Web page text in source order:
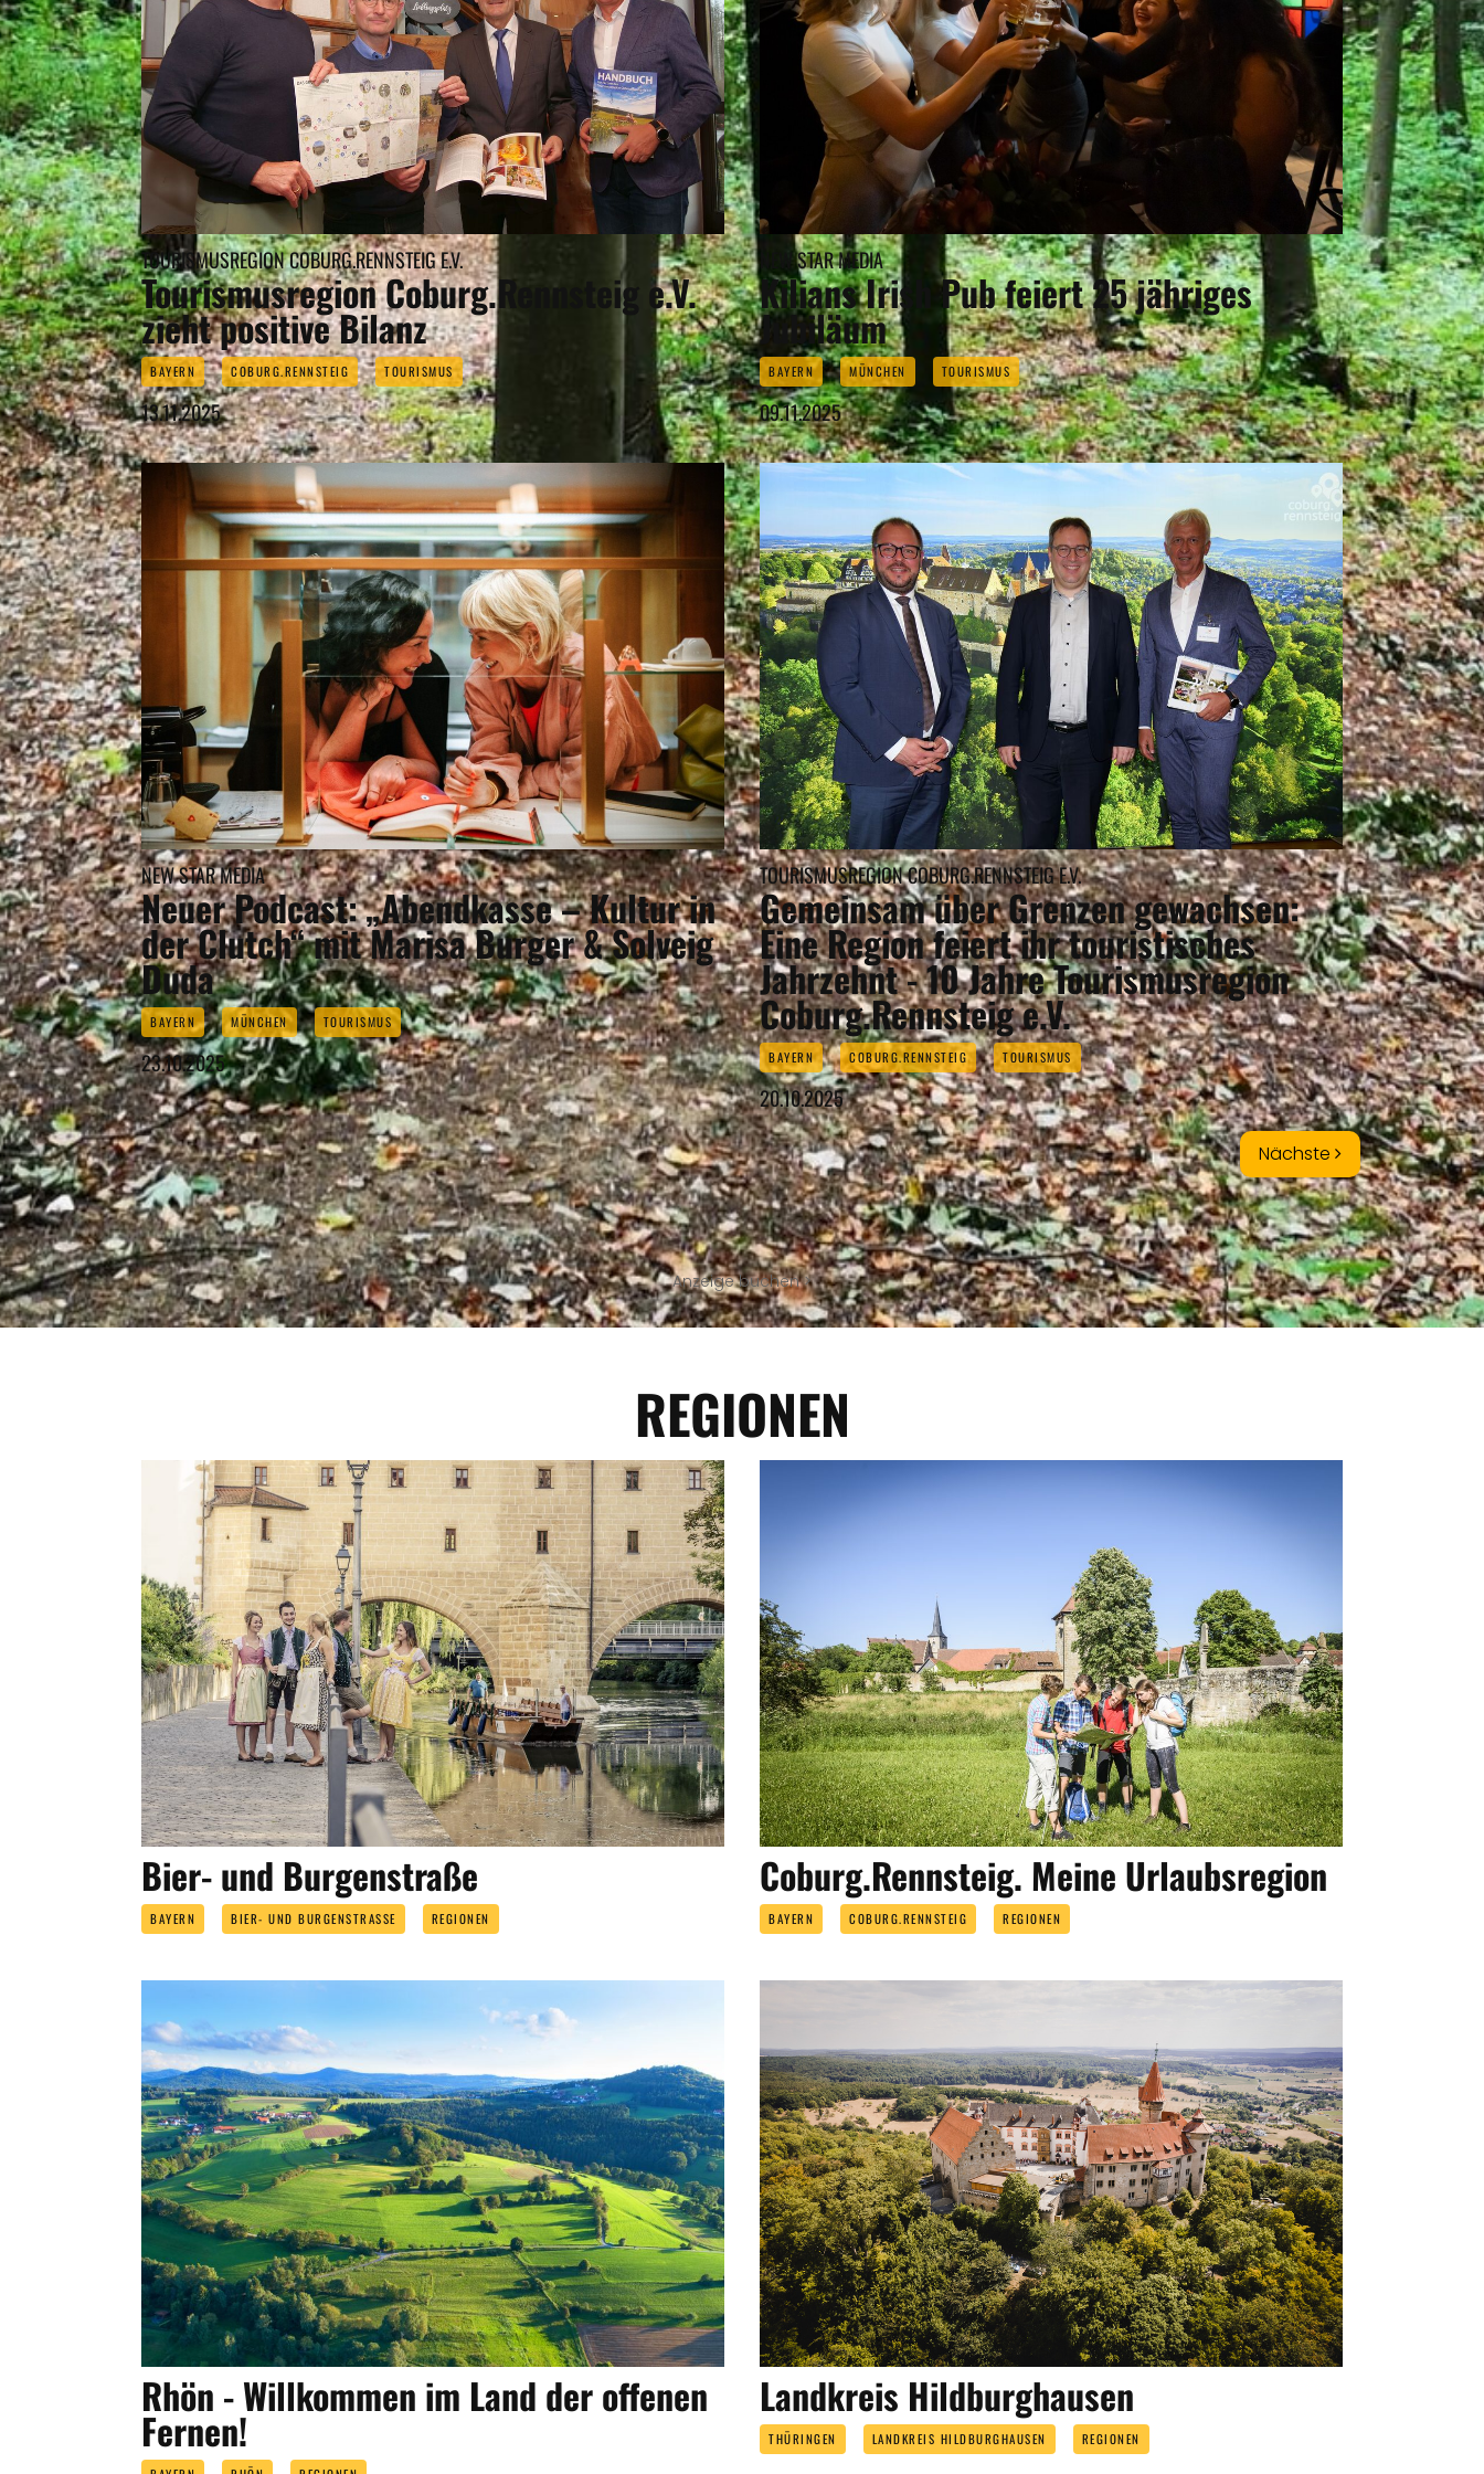
TOURISMUSREGION COBURG.RENNSTEIG E.V.
Tourismusregion Coburg.Rennsteig e.V.
zieht positive Bilanz
BAYERN COBURG.RENNSTEIG TOURISMUS
13.11.2025
NEW STAR MEDIA
Kilians Irish Pub feiert 25 jähriges
Jubiläum
BAYERN MÜNCHEN TOURISMUS
09.11.2025
NEW STAR MEDIA
Neuer Podcast: „Abendkasse – Kultur in
der Clutch“ mit Marisa Burger & Solveig
Duda
BAYERN MÜNCHEN TOURISMUS
23.10.2025
TOURISMUSREGION COBURG.RENNSTEIG E.V.
Gemeinsam über Grenzen gewachsen:
Eine Region feiert ihr touristisches
Jahrzehnt - 10 Jahre Tourismusregion
Coburg.Rennsteig e.V.
BAYERN COBURG.RENNSTEIG TOURISMUS
20.10.2025
Nächste
Anzeige buchen >
REGIONEN
Bier- und Burgenstraße
BAYERN BIER- UND BURGENSTRASSE REGIONEN
Coburg.Rennsteig. Meine Urlaubsregion
BAYERN COBURG.RENNSTEIG REGIONEN
Rhön - Willkommen im Land der offenen
Fernen!
Landkreis Hildburghausen
THÜRINGEN LANDKREIS HILDBURGHAUSEN REGIONEN